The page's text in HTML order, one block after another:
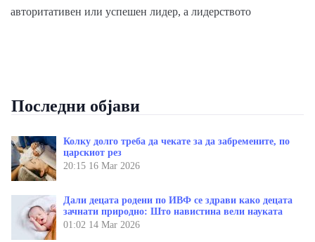
авторитативен или успешен лидер, а лидерството
Последни објави
Колку долго треба да чекате за да забремените, по
царскиот рез
20:15 16 Mar 2026
Дали децата родени по ИВФ се здрави како децата
зачнати природно: Што навистина вели науката
01:02 14 Mar 2026